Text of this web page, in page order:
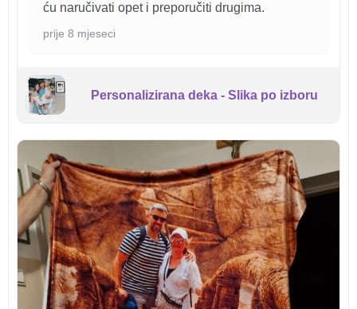
ću naručivati opet i preporučiti drugima.
prije 8 mjeseci
Personalizirana deka - Slika po izboru